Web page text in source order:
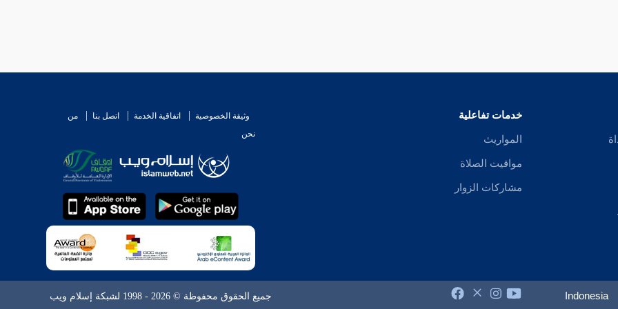
خدمات تفاعلية
المواريث
مواقيت الصلاة
مشاركات الزوار
وثيقة الخصوصية اتفاقية الخدمة اتصل بنا
من
نحن
Indonesia جميع الحقوق محفوظة © 2026 - 1998 لشبكة إسلام ويب